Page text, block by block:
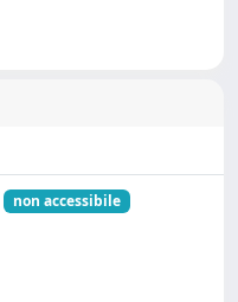
non accessibile